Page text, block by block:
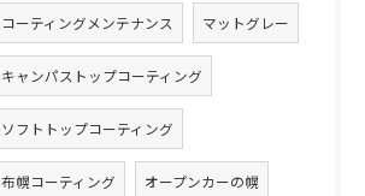
コーティングメンテナンス マットグレー
キャンパストップコーティング
ソフトトップコーティング
布幌コーティング オープンカーの幌